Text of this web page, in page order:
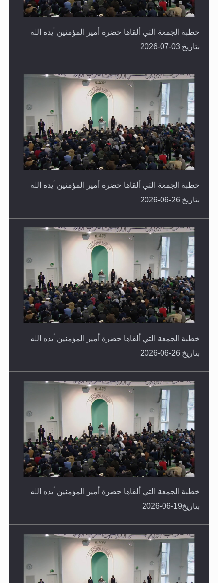
خطبة الجمعة التي ألقاها حضرة أمير المؤمنين أيده الله
خطبة الجمعة التي ألقاها حضرة أمير المؤمنين أيده الله
خطبة الجمعة التي ألقاها حضرة أمير المؤمنين أيده الله
خطبة الجمعة التي ألقاها حضرة أمير المؤمنين أيده الله